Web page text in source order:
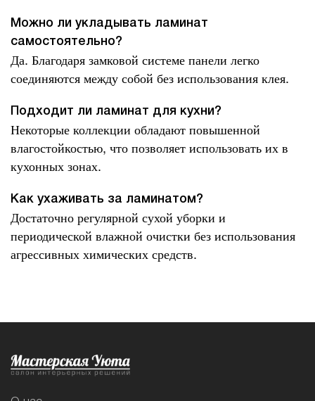
Можно ли укладывать ламинат
самостоятельно?
Да. Благодаря замковой системе панели легко
соединяются между собой без использования клея.
Подходит ли ламинат для кухни?
Некоторые коллекции обладают повышенной
влагостойкостью, что позволяет использовать их в
кухонных зонах.
Как ухаживать за ламинатом?
Достаточно регулярной сухой уборки и
периодической влажной очистки без использования
агрессивных химических средств.